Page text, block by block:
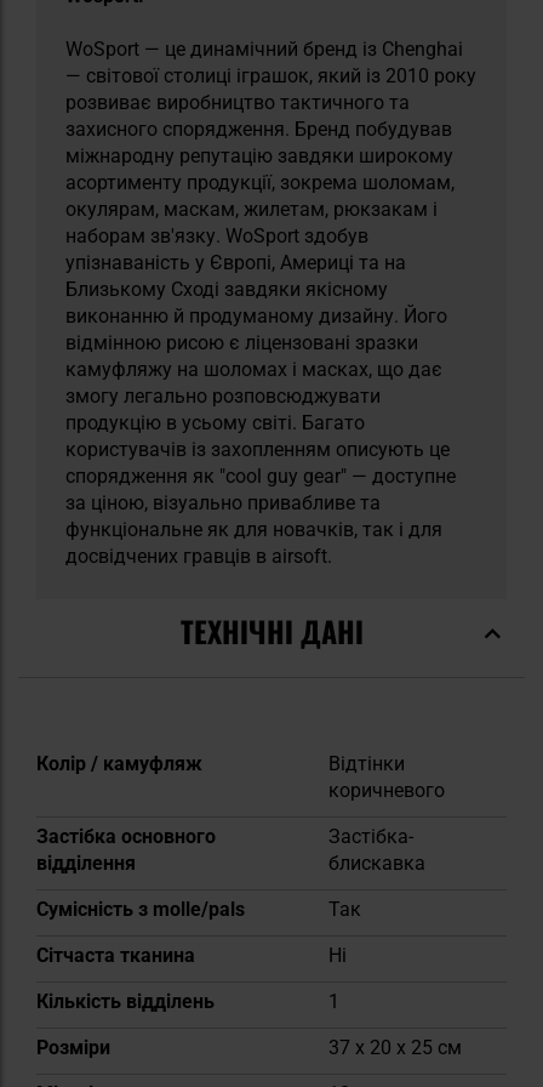
WoSport — це динамічний бренд із Chenghai
— світової столиці іграшок, який із 2010 року
розвиває виробництво тактичного та
захисного спорядження. Бренд побудував
міжнародну репутацію завдяки широкому
асортименту продукції, зокрема шоломам,
окулярам, маскам, жилетам, рюкзакам і
наборам зв'язку. WoSport здобув
упізнаваність у Європі, Америці та на
Близькому Сході завдяки якісному
виконанню й продуманому дизайну. Його
відмінною рисою є ліцензовані зразки
камуфляжу на шоломах і масках, що дає
змогу легально розповсюджувати
продукцію в усьому світі. Багато
користувачів із захопленням описують це
спорядження як "cool guy gear" — доступне
за ціною, візуально привабливе та
функціональне як для новачків, так і для
досвідчених гравців в airsoft.
ТЕХНІЧНІ ДАНІ
Докладніше
Колір / камуфляж
Відтінки
коричневого
Застібка основного
відділення
Застібка-
блискавка
Сумісність з molle/pals
Так
Сітчаста тканина
Ні
Кількість відділень
1
Розміри
37 x 20 x 25 см